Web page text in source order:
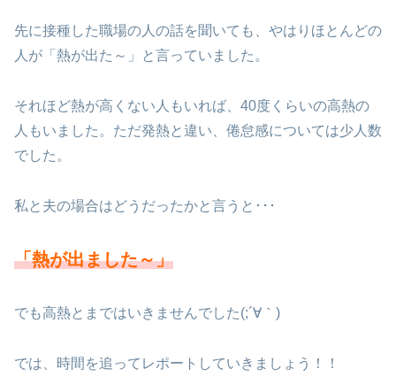
先に接種した職場の人の話を聞いても、やはりほとんどの
人が「熱が出た～」と言っていました。
それほど熱が高くない人もいれば、40度くらいの高熱の
人もいました。ただ発熱と違い、倦怠感については少人数
でした。
私と夫の場合はどうだったかと言うと･･･
「熱が出ました～」
でも高熱とまではいきませんでした(;´∀｀)
では、時間を追ってレポートしていきましょう！！